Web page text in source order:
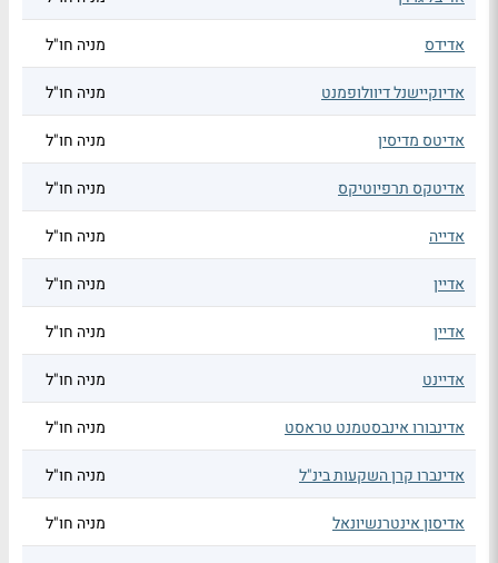
אדידס מניה חו"ל
אדיוקיישנל דיוולופמנט מניה חו"ל
אדיטס מדיסין מניה חו"ל
אדיטקס תרפיוטיקס מניה חו"ל
אדייה מניה חו"ל
אדיין מניה חו"ל
אדיין מניה חו"ל
אדיינט מניה חו"ל
אדינבורו אינבסטמנט טראסט מניה חו"ל
אדינברו קרן השקעות בינ"ל מניה חו"ל
אדיסון אינטרנשיונאל מניה חו"ל